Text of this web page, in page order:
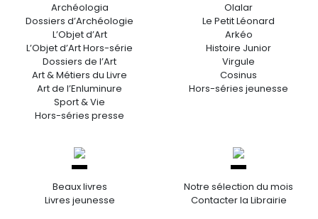
Archéologia
Dossiers d’Archéologie
L’Objet d’Art
L’Objet d’Art Hors-série
Dossiers de l’Art
Art & Métiers du Livre
Art de l’Enluminure
Sport & Vie
Hors-séries presse
Olalar
Le Petit Léonard
Arkéo
Histoire Junior
Virgule
Cosinus
Hors-séries jeunesse
Beaux livres
Livres jeunesse
Notre sélection du mois
Contacter la Librairie